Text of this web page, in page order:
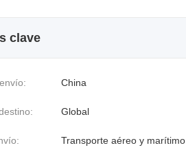
clave
China
Global
Transporte aéreo y marítimo